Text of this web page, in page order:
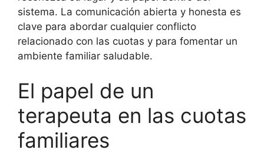
sistema. La comunicación abierta y honesta es
clave para abordar cualquier conflicto
relacionado con las cuotas y para fomentar un
ambiente familiar saludable.
El papel de un
terapeuta en las cuotas
familiares